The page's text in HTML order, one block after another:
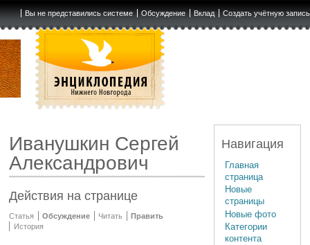
Вы не представились системе Обсуждение Вклад Создать учётную запись
Иванушкин Сергей
Александрович
Действия на странице
Статья Обсуждение Читать
Править
История
Навигация
Главная
страница
Новые
страницы
Новые фото
Категории
контента